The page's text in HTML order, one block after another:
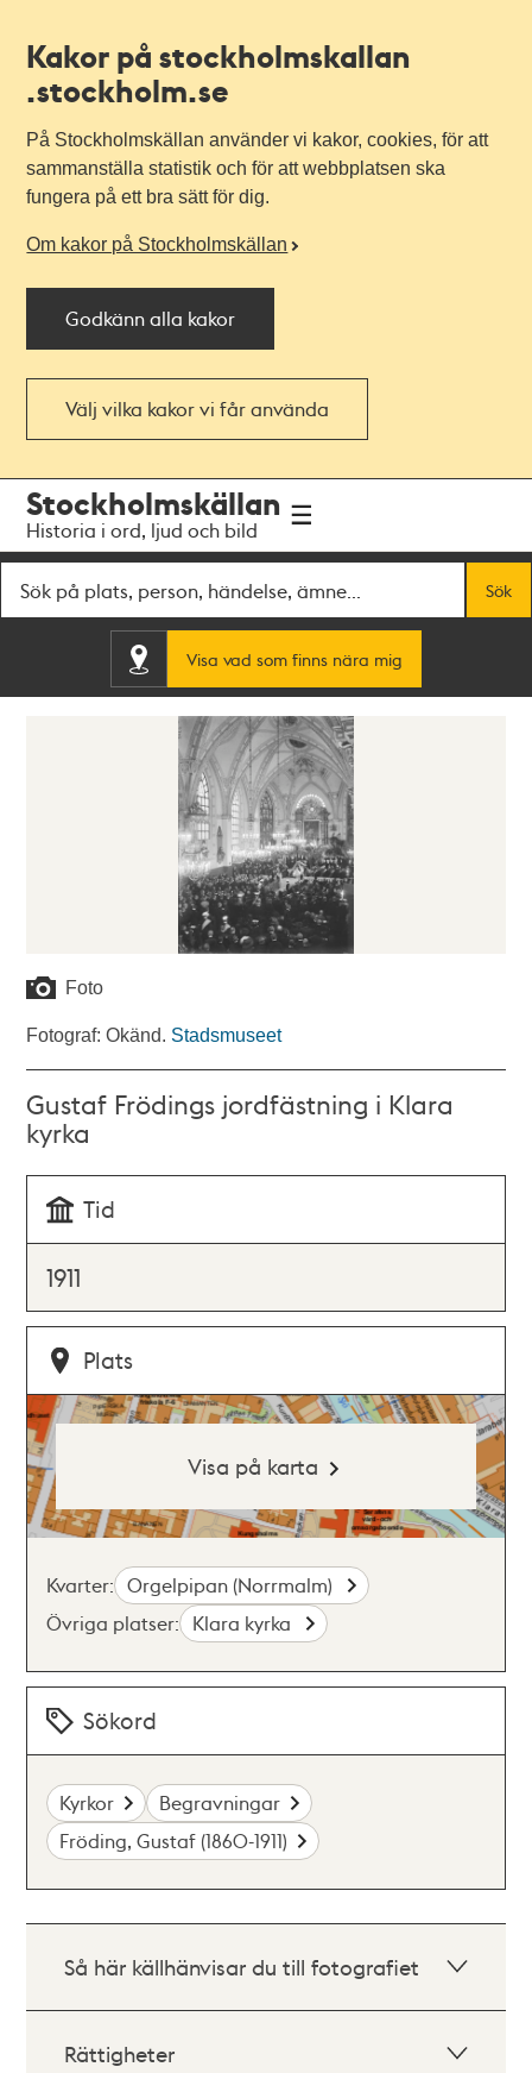
Kakor på stockholmskallan
.stockholm.se
På Stockholmskällan använder vi kakor, cookies, för att
sammanställa statistik och för att webbplatsen ska
fungera på ett bra sätt för dig.
Om kakor på Stockholmskällan
Godkänn alla kakor
Välj vilka kakor vi får använda
navigationen
huvudinnehållet
Stockholmskällan
Historia i ord, ljud och bild
Sök
Visa vad som finns nära mig
Foto
Fotograf: Okänd. Stadsmuseet
Gustaf Frödings jordfästning i Klara
kyrka
Tid
1911
Plats
Visa på karta
Kvarter: Orgelpipan (Norrmalm)
Övriga platser: Klara kyrka
Sökord
Kyrkor
Begravningar
Fröding, Gustaf (1860-1911)
Så här källhänvisar du till fotografiet
Rättigheter